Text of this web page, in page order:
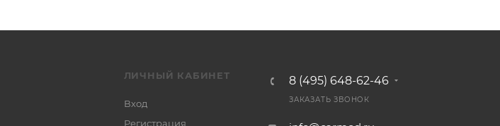
ЛИЧНЫЙ КАБИНЕТ
Вход
Регистрация
8 (495) 648-62-46
ЗАКАЗАТЬ ЗВОНОК